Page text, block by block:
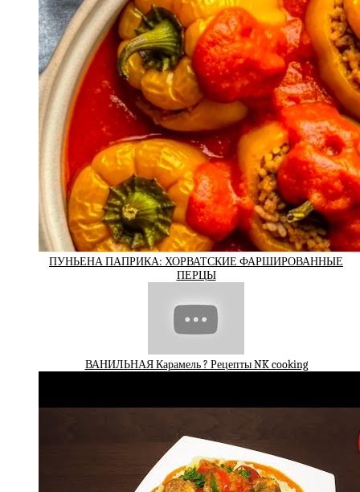
ПУНЬЕНА ПАПРИКА: ХОРВАТСКИЕ ФАРШИРОВАННЫЕ
ПЕРЦЫ
ВАНИЛЬНАЯ Карамель ? Рецепты NK cooking